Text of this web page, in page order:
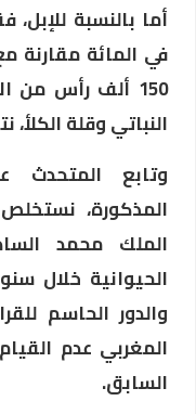
في المائة مقارنة
150 ألف رأس من
النباتي وقلة
وتابع المتحدث
المذكورة،
الملك محمد
والدور الحاسم
المغربي عدم
السابق.